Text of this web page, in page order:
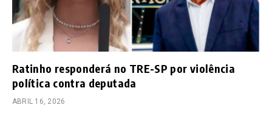
Ratinho responderá no TRE-SP por violência
política contra deputada
ABRIL 16, 2026